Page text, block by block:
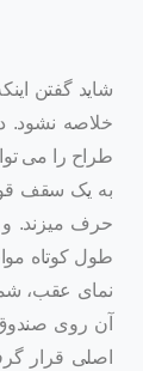
شاید گفتن
خلاصه
طراح را می
به یک سقف
حرف میزند. و
طول کوتاه
نمای عقب،
آن روی
اصلی قرار